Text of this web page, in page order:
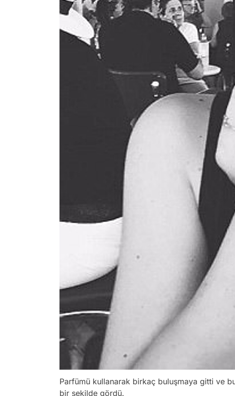
Parfümü kullanarak birkaç buluşmaya gitti ve
bir şekilde gördü.